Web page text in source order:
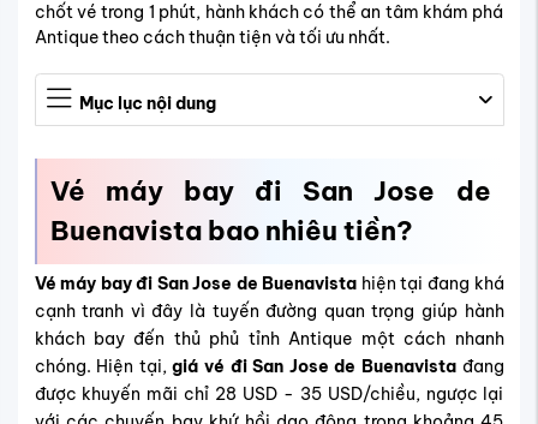
chốt vé trong 1 phút, hành khách có thể an tâm khám phá
Antique theo cách thuận tiện và tối ưu nhất.
Mục lục nội dung
Vé máy bay đi San Jose de
Buenavista bao nhiêu tiền?
Vé máy bay đi San Jose de Buenavista hiện tại đang khá
cạnh tranh vì đây là tuyến đường quan trọng giúp hành
khách bay đến thủ phủ tỉnh Antique một cách nhanh
chóng. Hiện tại,giá vé đi San Jose de Buenavistađang
được khuyến mãi chỉ 28 USD - 35 USD/chiều, ngược lại